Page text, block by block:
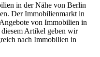
in der Nähe von Berlin
Der Immobilienmarkt in
von Immobilien in
Artikel geben wir
nach Immobilien in